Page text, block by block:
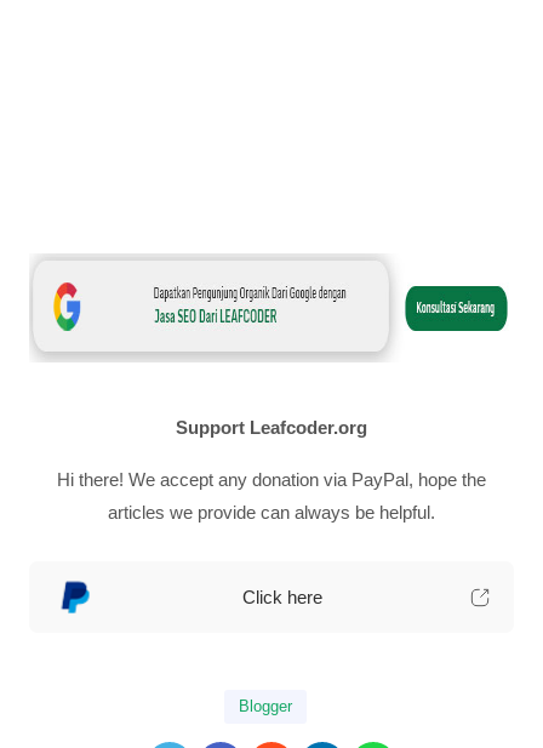
Support Leafcoder.org
Hi there! We accept any donation via PayPal, hope the
articles we provide can always be helpful.
Click here
Blogger